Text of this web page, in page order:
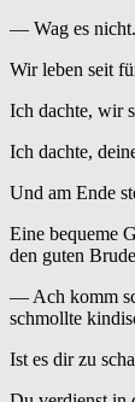
— Wag es nicht.
Wir leben seit
Ich dachte, wir
Ich dachte,
Und am Ende
Eine bequeme
den guten
— Ach komm
schmollte
Ist es dir zu